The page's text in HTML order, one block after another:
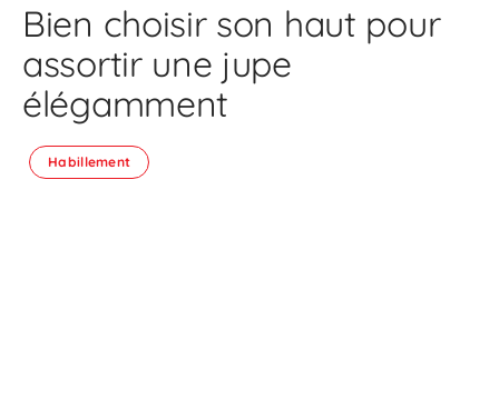
Bien choisir son haut pour
assortir une jupe
élégamment
Habillement